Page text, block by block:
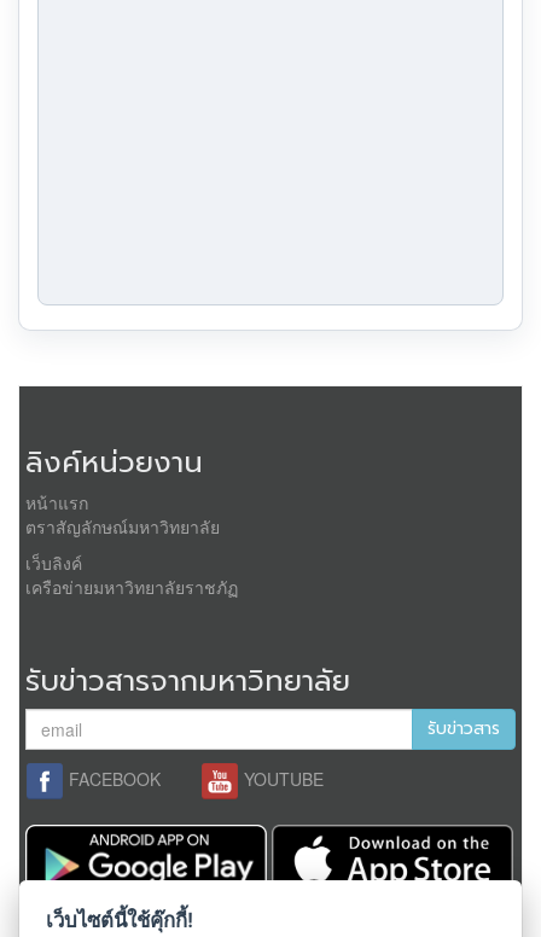
ลิงค์หน่วยงาน
หน้าแรก
ตราสัญลักษณ์มหาวิทยาลัย
เว็บลิงค์
เครือข่ายมหาวิทยาลัยราชภัฏ
รับข่าวสารจากมหาวิทยาลัย
รับข่าวสาร
FACEBOOK YOUTUBE
สงวนลิขสิทธิ์ 2558,
เว็บไซต์นี้ใช้คุ๊กกี้!